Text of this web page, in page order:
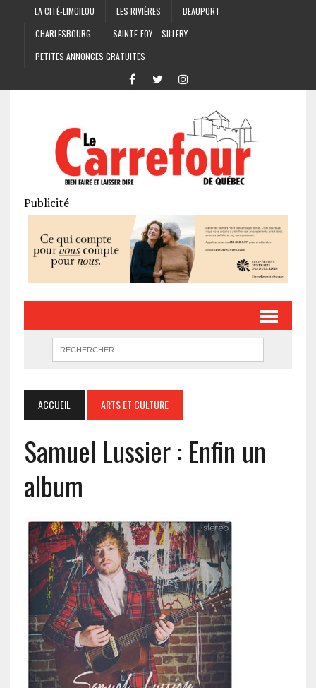
LA CITÉ-LIMOILOU LES RIVIÈRES
BEAUPORT
CHARLESBOURG
SAINTE-FOY – SILLERY
PETITES ANNONCES GRATUITES
Publicité
ACCUEIL ARTS ET CULTURE
Samuel Lussier : Enfin un
album